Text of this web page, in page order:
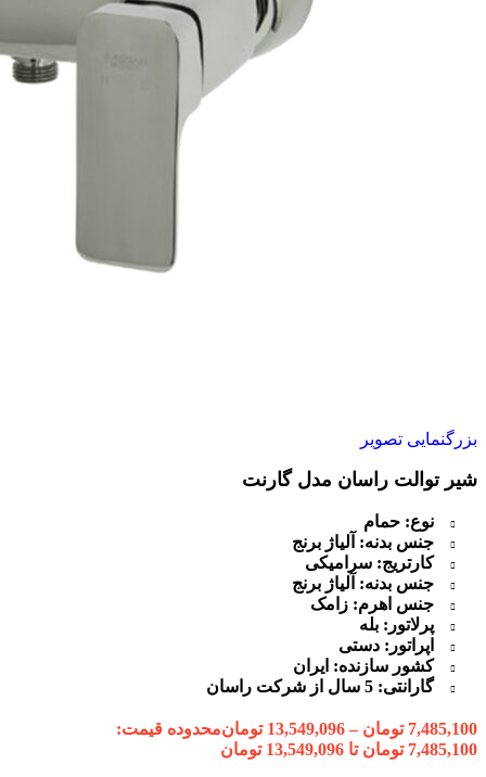
بزرگنمایی تصویر
شیر توالت راسان مدل گارنت
نوع: حمام
جنس بدنه: آلیاژ برنج
کارتریج: سرامیکی
جنس بدنه: آلیاژ برنج
جنس اهرم: زامک
پرلاتور: بله
اپراتور: دستی
کشور سازنده: ایران
گارانتی: 5 سال از شرکت راسان
7,485,100 تومان –
13,549,096 تومانمحدوده قیمت:
7,485,100 تومان تا 13,549,096 تومان